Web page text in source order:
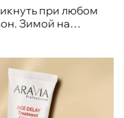
при любом
Зимой на